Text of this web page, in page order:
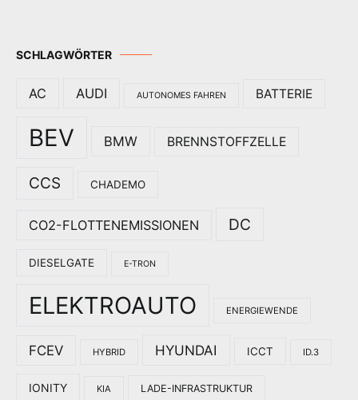
SCHLAGWÖRTER
AC AUDI AUTONOMES FAHREN BATTERIE
BEV BMW BRENNSTOFFZELLE
CCS CHADEMO
CO2-FLOTTENEMISSIONEN DC
DIESELGATE E-TRON
ELEKTROAUTO ENERGIEWENDE
FCEV HYBRID HYUNDAI ICCT ID.3
IONITY KIA LADE-INFRASTRUKTUR